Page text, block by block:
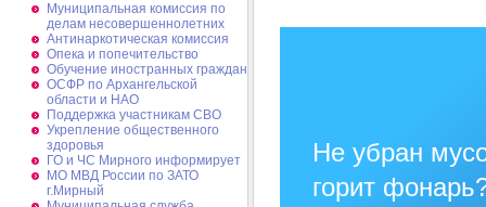
Муниципальная комиссия по
делам несовершеннолетних
Антинаркотическая комиссия
Опека и попечительство
Обучение иностранных граждан
ОСФР по Архангельской
области и НАО
Поддержка участникам СВО
Укрепление общественного
здоровья
ГО и ЧС Мирного информирует
МО МВД России по ЗАТО
г.Мирный
Не убран
горит